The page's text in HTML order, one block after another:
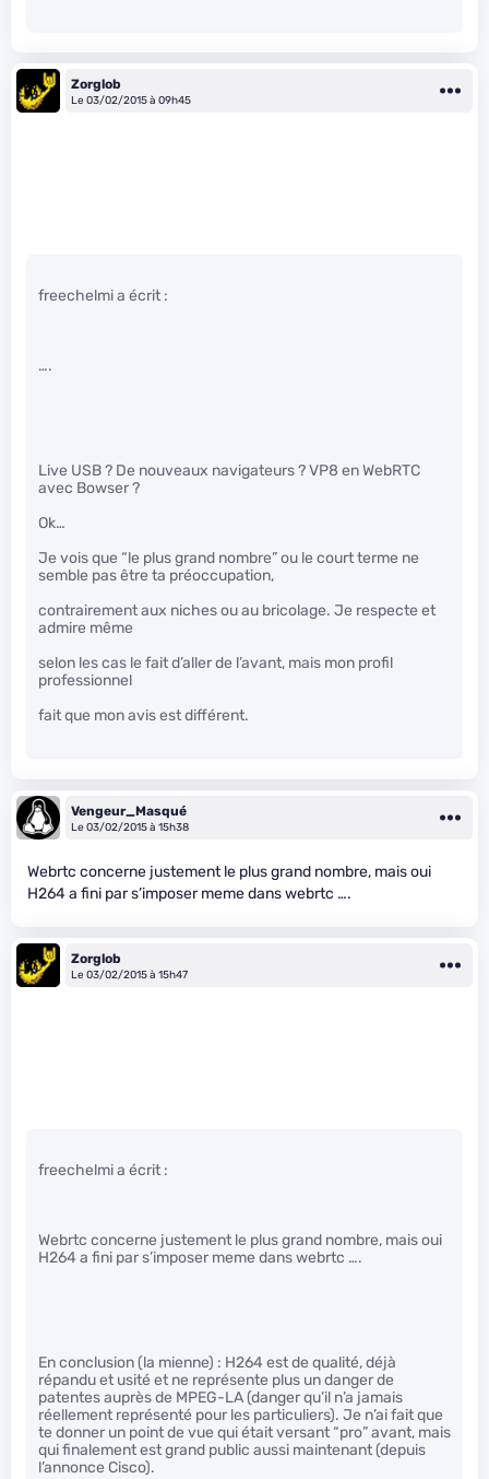
Zorglob
Le 03/02/2015 à 09h45
freechelmi a écrit :
….
Live USB ? De nouveaux navigateurs ? VP8 en WebRTC
avec Bowser ?
Ok…
Je vois que “le plus grand nombre” ou le court terme ne
semble pas être ta préoccupation,
contrairement aux niches ou au bricolage. Je respecte et
admire même
selon les cas le fait d’aller de l’avant, mais mon profil
professionnel
fait que mon avis est différent.
Vengeur_Masqué
Le 03/02/2015 à 15h38
Webrtc concerne justement le plus grand nombre, mais oui
H264 a fini par s’imposer meme dans webrtc ….
Zorglob
Le 03/02/2015 à 15h47
freechelmi a écrit :
Webrtc concerne justement le plus grand nombre, mais oui
H264 a fini par s’imposer meme dans webrtc ….
En conclusion (la mienne) : H264 est de qualité, déjà
répandu et usité et ne représente plus un danger de
patentes auprès de MPEG-LA (danger qu’il n’a jamais
réellement représenté pour les particuliers). Je n’ai fait que
te donner un point de vue qui était versant “pro” avant, mais
qui finalement est grand public aussi maintenant (depuis
l’annonce Cisco).